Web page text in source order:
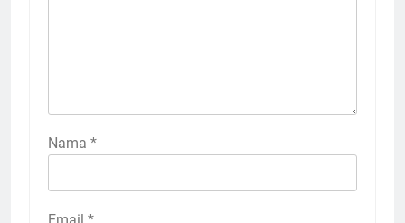
Nama *